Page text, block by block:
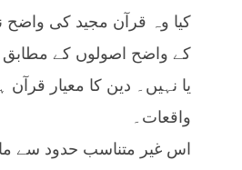
کیا وہ قرآن مجید کی
کے واضح اصولوں کے
یا نہیں۔ دین کا معیار قرآن
واقعات۔
اس غیر متناسب حدود سے